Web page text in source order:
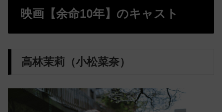
映画【余命10年】のキャスト
高林茉莉（小松菜奈）